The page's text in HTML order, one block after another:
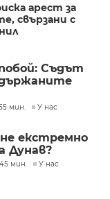
арест за
свързани с
Съдът
мин. У нас
екстремно
Дунав?
мин. У нас